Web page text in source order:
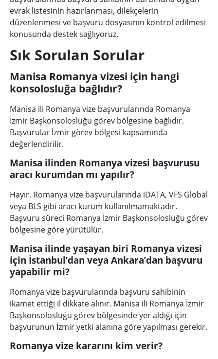
evrak listesinin hazırlanması, dilekçelerin
düzenlenmesi ve başvuru dosyasının kontrol edilmesi
konusunda destek sağlıyoruz.
Sık Sorulan Sorular
Manisa Romanya vizesi için hangi
konsolosluğa bağlıdır?
Manisa ili Romanya vize başvurularında Romanya
İzmir Başkonsolosluğu görev bölgesine bağlıdır.
Başvurular İzmir görev bölgesi kapsamında
değerlendirilir.
Manisa ilinden Romanya vizesi başvurusu
aracı kurumdan mı yapılır?
Hayır. Romanya vize başvurularında iDATA, VFS Global
veya BLS gibi aracı kurum kullanılmamaktadır.
Başvuru süreci Romanya İzmir Başkonsolosluğu görev
bölgesine göre yürütülür.
Manisa ilinde yaşayan biri Romanya vizesi
için İstanbul’dan veya Ankara’dan başvuru
yapabilir mi?
Romanya vize başvurularında başvuru sahibinin
ikamet ettiği il dikkate alınır. Manisa ili Romanya İzmir
Başkonsolosluğu görev bölgesinde yer aldığı için
başvurunun İzmir yetki alanına göre yapılması gerekir.
Romanya vize kararını kim verir?